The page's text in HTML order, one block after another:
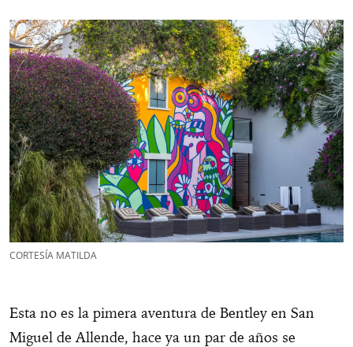
CORTESÍA MATILDA
Esta no es la pimera aventura de Bentley en San
Miguel de Allende, hace ya un par de años se